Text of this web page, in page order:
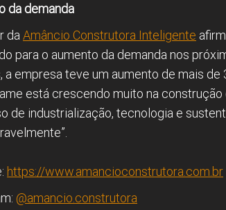
da demanda
da Amâncio Construtora Inteligente
para o aumento da demanda nos
a empresa teve um aumento de mais de
está crescendo muito na
de industrialização, tecnologia e
https://www.amancioconstrutora.com.br
@amancio.construtora